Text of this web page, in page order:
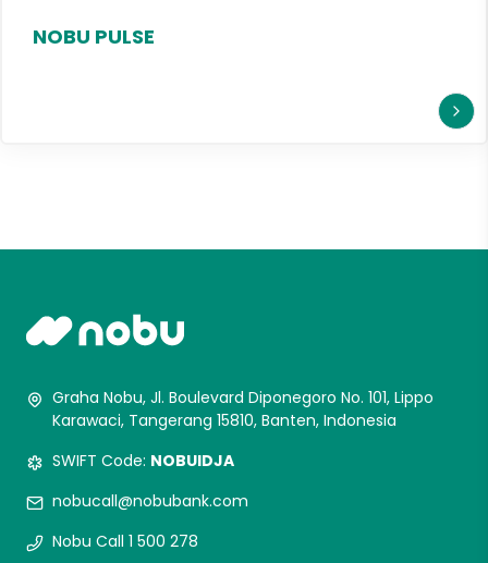
NOBU PULSE
Graha Nobu, Jl. Boulevard Diponegoro No. 101, Lippo
Karawaci, Tangerang 15810, Banten, Indonesia
SWIFT Code: NOBUIDJA
nobucall@nobubank.com
Nobu Call 1 500 278